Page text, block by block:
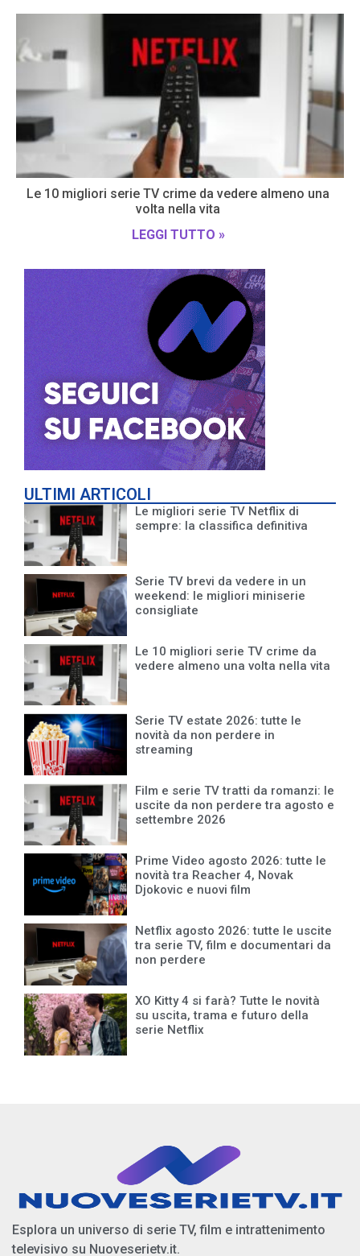
Le 10 migliori serie TV crime da vedere almeno una
volta nella vita
LEGGI TUTTO »
ULTIMI ARTICOLI
Le migliori serie TV Netflix di
sempre: la classifica definitiva
Serie TV brevi da vedere in un
weekend: le migliori miniserie
consigliate
Le 10 migliori serie TV crime da
vedere almeno una volta nella vita
Serie TV estate 2026: tutte le
novità da non perdere in
streaming
Film e serie TV tratti da romanzi: le
uscite da non perdere tra agosto e
settembre 2026
Prime Video agosto 2026: tutte le
novità tra Reacher 4, Novak
Djokovic e nuovi film
Netflix agosto 2026: tutte le uscite
tra serie TV, film e documentari da
non perdere
XO Kitty 4 si farà? Tutte le novità
su uscita, trama e futuro della
serie Netflix
Esplora un universo di serie TV, film e intrattenimento
televisivo su Nuoveserietv.it.